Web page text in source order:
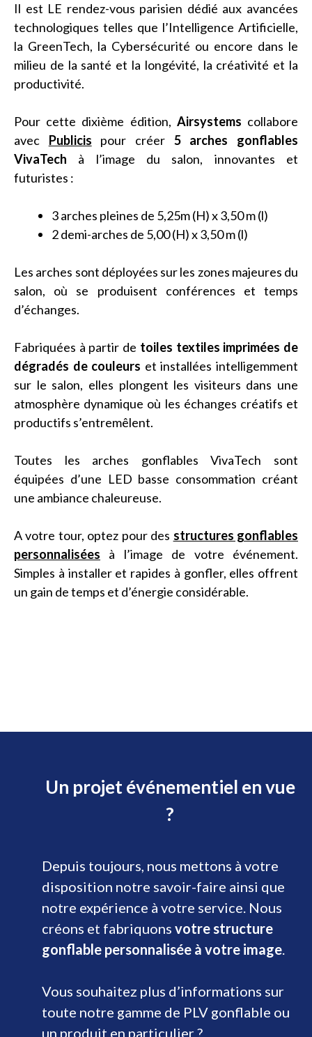
Il est LE rendez-vous parisien dédié aux avancées
technologiques telles que l’Intelligence Artificielle,
la GreenTech, la Cybersécurité ou encore dans le
milieu de la santé et la longévité, la créativité et la
productivité.
Pour cette dixième édition, Airsystems collabore
avec Publicis pour créer 5 arches gonflables
VivaTech à l’image du salon, innovantes et
futuristes :
3 arches pleines de 5,25m (H) x 3,50 m (l)
2 demi-arches de 5,00 (H) x 3,50 m (l)
Les arches sont déployées sur les zones majeures du
salon, où se produisent conférences et temps
d’échanges.
Fabriquées à partir de toiles textiles imprimées de
dégradés de couleurs et installées intelligemment
sur le salon, elles plongent les visiteurs dans une
atmosphère dynamique où les échanges créatifs et
productifs s’entremêlent.
Toutes les arches gonflables VivaTech sont
équipées d’une LED basse consommation créant
une ambiance chaleureuse.
A votre tour, optez pour des structures gonflables
personnalisées à l’image de votre événement.
Simples à installer et rapides à gonfler, elles offrent
un gain de temps et d’énergie considérable.
Un projet événementiel en vue
?
Depuis toujours, nous mettons à votre
disposition notre savoir-faire ainsi que
notre expérience à votre service. Nous
créons et fabriquons votre structure
gonflable personnalisée à votre image.
Vous souhaitez plus d’informations sur
toute notre gamme de PLV gonflable ou
un produit en particulier ?